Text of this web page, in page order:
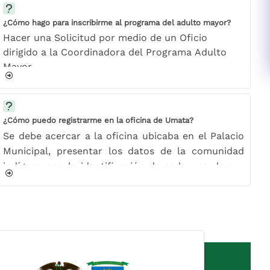
¿Cómo hago para inscribirme al programa del adulto mayor?
​Hacer una Solicitud por medio de un Oficio
dirigido a la Coordinadora del Programa Adulto
Mayor
Anexar Copia de Cedula de Ciudadanía Ampliada
Anexar Copia del Recibo de Luz
Anexar Copia del SISBÉN Individual​
¿Cómo puedo registrarme en la oficina de Umata?
​Se debe acercar a la oficina ubicaba en el Palacio
Municipal, presentar los datos de la comunidad
indígena con la identificación de cada uno de sus